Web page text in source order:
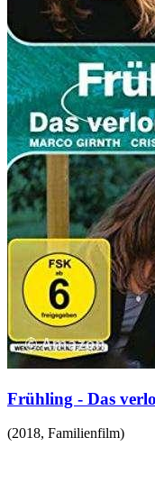
Frühling - Das
(2018, Familienfilm)